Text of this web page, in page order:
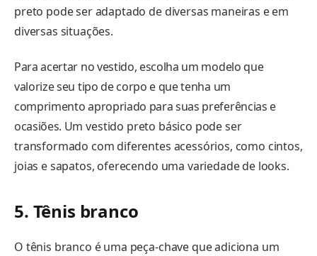
preto pode ser adaptado de diversas maneiras e em
diversas situações.
Para acertar no vestido, escolha um modelo que
valorize seu tipo de corpo e que tenha um
comprimento apropriado para suas preferências e
ocasiões. Um vestido preto básico pode ser
transformado com diferentes acessórios, como cintos,
joias e sapatos, oferecendo uma variedade de looks.
5. Tênis branco
O tênis branco é uma peça-chave que adiciona um